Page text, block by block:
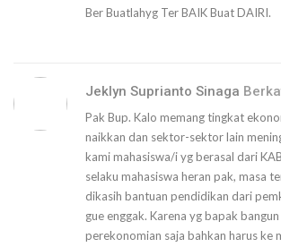
Ber Buatlahyg Ter BAIK Buat DAIRI.
Jeklyn Suprianto Sinaga
Pak Bup. Kalo memang tingkat
naikkan dan sektor-sektor lain
kami mahasiswa/i yg berasal dari
selaku mahasiswa heran pak, masa
dikasih bantuan pendidikan dari
gue enggak. Karena yg bapak
perekonomian saja bahkan harus ke